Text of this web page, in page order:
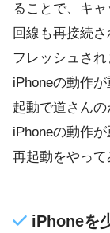
ることで、キ
回線も再接続
フレッシュされ
iPhoneの動作
起動で道さんの
iPhoneの動作
再起動をやって
iPhoneを